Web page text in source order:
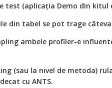
test (aplicaţia Demo din kitul
din tabel se pot trage
ambele profiler-e
(sau la nivel de metoda)
cu ANTS.